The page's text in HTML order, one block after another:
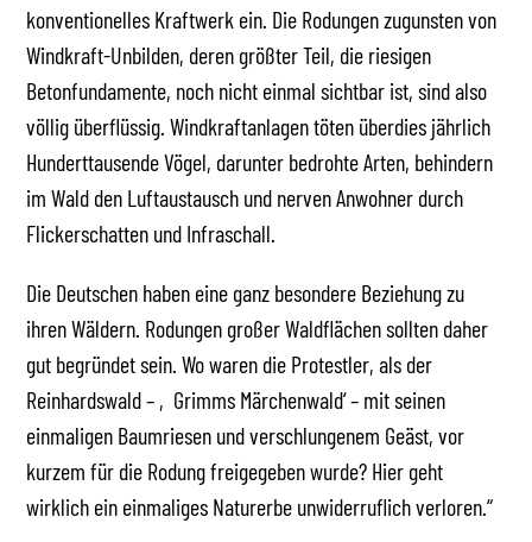
konventionelles Kraftwerk ein. Die Rodungen zugunsten von
Windkraft-Unbilden, deren größter Teil, die riesigen
Betonfundamente, noch nicht einmal sichtbar ist, sind also
völlig überflüssig. Windkraftanlagen töten überdies jährlich
Hunderttausende Vögel, darunter bedrohte Arten, behindern
im Wald den Luftaustausch und nerven Anwohner durch
Flickerschatten und Infraschall.
Die Deutschen haben eine ganz besondere Beziehung zu
ihren Wäldern. Rodungen großer Waldflächen sollten daher
gut begründet sein. Wo waren die Protestler, als der
Reinhardswald – ‚Grimms Märchenwald‘ – mit seinen
einmaligen Baumriesen und verschlungenem Geäst, vor
kurzem für die Rodung freigegeben wurde? Hier geht
wirklich ein einmaliges Naturerbe unwiderruflich verloren.“